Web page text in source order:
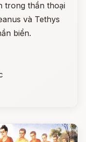
trong thần thoại
và Tethys
biển.